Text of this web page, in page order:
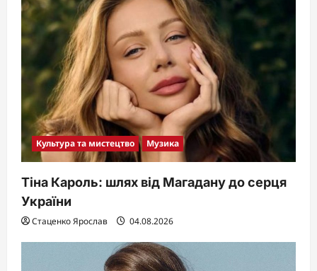
Культура та мистецтво Музика
Тіна Кароль: шлях від Магадану до серця
України
Стаценко Ярослав 04.08.2026